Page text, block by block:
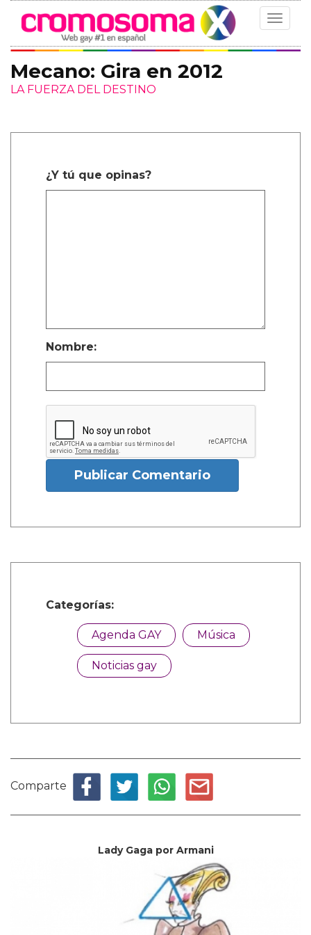
Toggle
Mecano: Gira en 2012
LA FUERZA DEL DESTINO
¿Y tú que opinas?
Nombre:
Publicar Comentario
Categorías:
Agenda GAY Música
Noticias gay
Comparte
Lady Gaga por Armani